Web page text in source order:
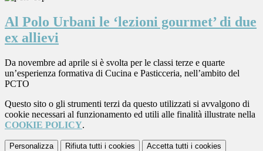
Al Polo Urbani le ‘lezioni gourmet’ di due
ex allievi
Da novembre ad aprile si è svolta per le classi terze e quarte
un’esperienza formativa di Cucina e Pasticceria, nell’ambito del
PCTO
Questo sito o gli strumenti terzi da questo utilizzati si avvalgono di
cookie necessari al funzionamento ed utili alle finalità illustrate nella
COOKIE POLICY.
Personalizza Rifiuta tutti i cookies Accetta tutti i cookies